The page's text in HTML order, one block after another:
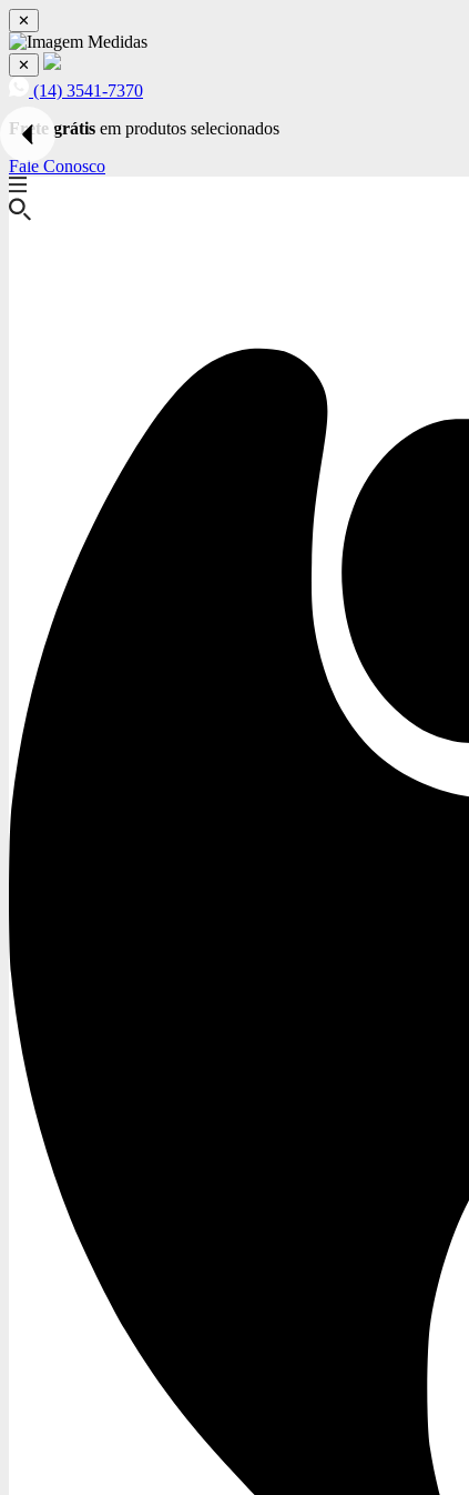
✕
✕
(14) 3541-7370
Frete grátis em produtos selecionados
Fale Conosco